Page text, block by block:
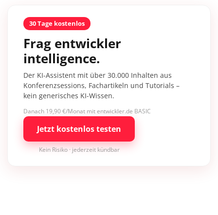
30 Tage kostenlos
Frag entwickler
intelligence.
Der KI-Assistent mit über 30.000 Inhalten aus
Konferenzsessions, Fachartikeln und Tutorials –
kein generisches KI-Wissen.
Danach 19,90 €/Monat mit entwickler.de BASIC
Jetzt kostenlos testen
Kein Risiko · jederzeit kündbar